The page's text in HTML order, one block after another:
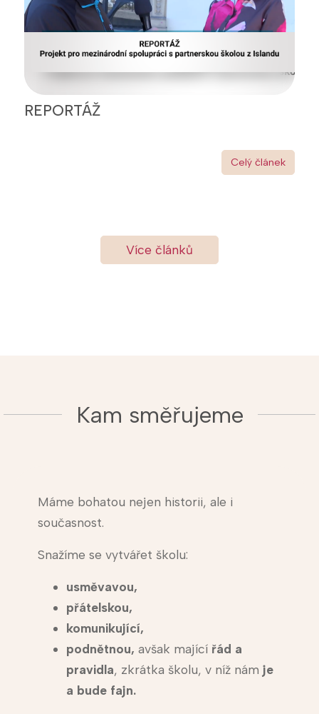
REPORTÁŽ
Celý článek
Více článků
Kam směřujeme
Máme bohatou nejen historii, ale i
současnost.
Snažíme se vytvářet školu:
usměvavou,
přátelskou,
komunikující,
podnětnou, avšak mající řád a
pravidla, zkrátka školu, v níž nám je
a bude fajn.